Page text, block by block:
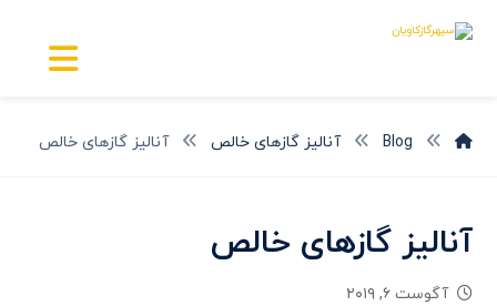
Blog آنالیز گازهای خالص آنالیز گازهای خالص
آنالیز گازهای خالص
آگوست ۶, ۲۰۱۹